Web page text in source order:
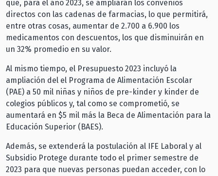
que, para el año 2023, se ampliarán los convenios
directos con las cadenas de farmacias, lo que permitirá,
entre otras cosas, aumentar de 2.700 a 6.900 los
medicamentos con descuentos, los que disminuirán en
un 32% promedio en su valor.
Al mismo tiempo, el Presupuesto 2023 incluyó la
ampliación del el Programa de Alimentación Escolar
(PAE) a 50 mil niñas y niños de pre-kinder y kinder de
colegios públicos y, tal como se comprometió, se
aumentará en $5 mil más la Beca de Alimentación para la
Educación Superior (BAES).
Además, se extenderá la postulación al IFE Laboral y al
Subsidio Protege durante todo el primer semestre de
2023 para que nuevas personas puedan acceder, con lo